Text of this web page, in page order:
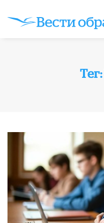
Тег: